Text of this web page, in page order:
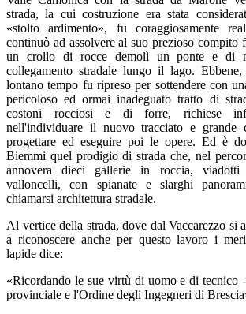
strada, la cui costruzione era stata
«stolto ardimento», fu coraggiosamente
continuò ad assolvere al suo prezioso compito
un crollo di rocce demolì un ponte e di
collegamento stradale lungo il lago.
lontano tempo fu ripreso per sottendere con
pericoloso ed ormai inadeguato tratto di
costoni rocciosi e di forre, richiese
nell'individuare il nuovo tracciato e grande
progettare ed eseguire poi le opere. Ed è
Biemmi quel prodigio di strada che, nel
annovera dieci gallerie in roccia, viadotti
valloncelli, con spianate e slarghi
chiamarsi architettura stradale.
Al vertice della strada, dove dal Vaccarezzo si
a riconoscere anche per questo lavoro i
lapide dice:
«Ricordando le sue virtù di uomo e di tecnico
provinciale e l'Ordine degli Ingegneri di